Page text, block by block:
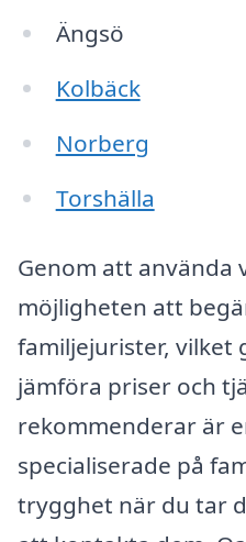
Ängsö
Kolbäck
Norberg
Torshälla
Genom att
möjligheten att
familjejurister, vilket
jämföra priser och
rekommenderar är
specialiserade på
trygghet när du tar